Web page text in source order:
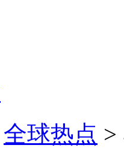
全球热点 >